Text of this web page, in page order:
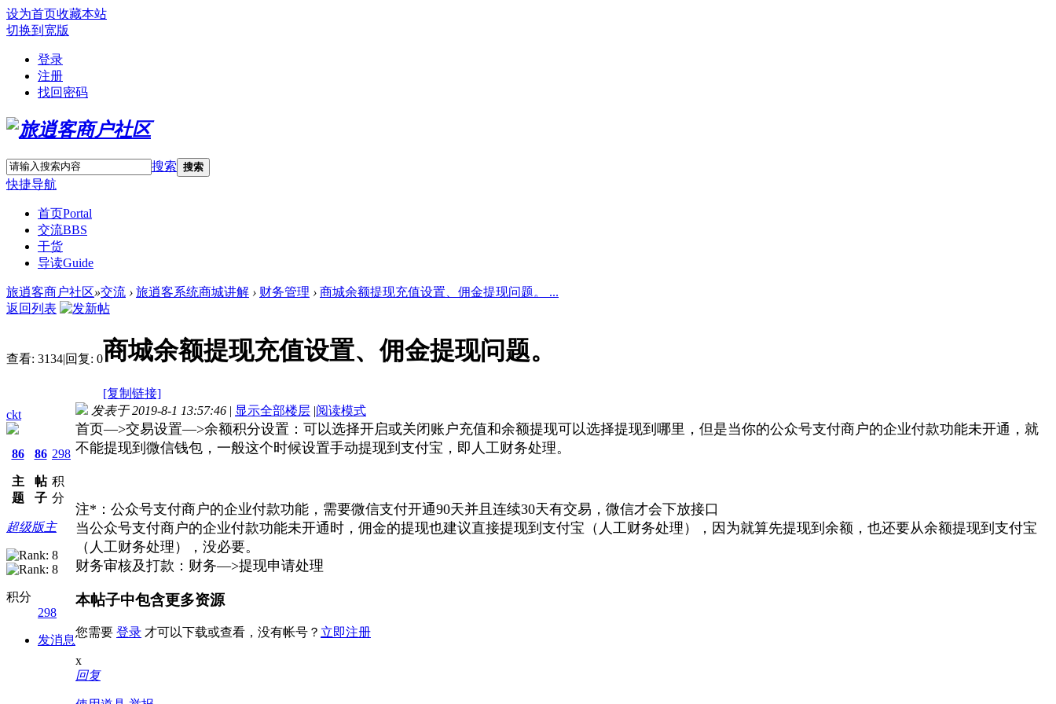
设为首页收藏本站
切换到宽版
登录
注册
找回密码
搜索 搜索
快捷导航
首页Portal
交流BBS
干货
导读Guide
旅逍客商户社区»交流 › 旅逍客系统商城讲解 › 财务管理 › 商城余额提现充值设置、佣金提现问题。 ...
返回列表
查看: 3134|回复: 0商城余额提现充值设置、佣金提现问题。
[复制链接]
ckt
86
主
题
86
帖
子
298
积
分
超级版主
积分
298
发消息
发表于 2019-8-1 13:57:46 | 显示全部楼层 |阅读模式
首页—>交易设置—>余额积分设置：可以选择开启或关闭账户充值和余额提现可以选择提现到哪里，但是当你的公众号支付商户的企业付款功能未开通，就
不能提现到微信钱包，一般这个时候设置手动提现到支付宝，即人工财务处理。
注*：公众号支付商户的企业付款功能，需要微信支付开通90天并且连续30天有交易，微信才会下放接口
当公众号支付商户的企业付款功能未开通时，佣金的提现也建议直接提现到支付宝（人工财务处理），因为就算先提现到余额，也还要从余额提现到支付宝
（人工财务处理），没必要。
财务审核及打款：财务—>提现申请处理
本帖子中包含更多资源
您需要 登录 才可以下载或查看，没有帐号？ 立即注册
x
回复